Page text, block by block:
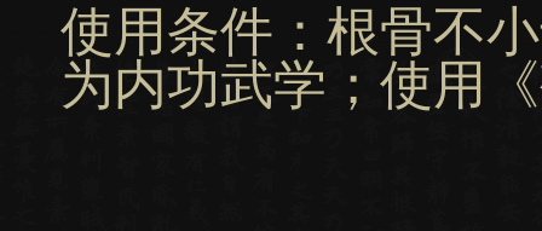
使用条件：根骨不
为内功武学；使用